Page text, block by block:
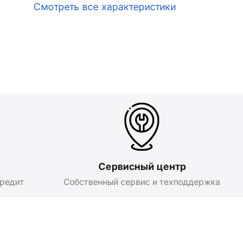
Смотреть все характеристики
Сервисный центр
Собственный сервис и техподдержка